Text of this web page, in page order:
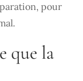
pour
que la